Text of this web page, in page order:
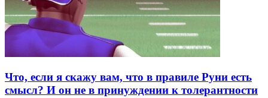
Что, если я скажу вам, что в правиле Руни есть
смысл? И он не в принуждении к толерантности